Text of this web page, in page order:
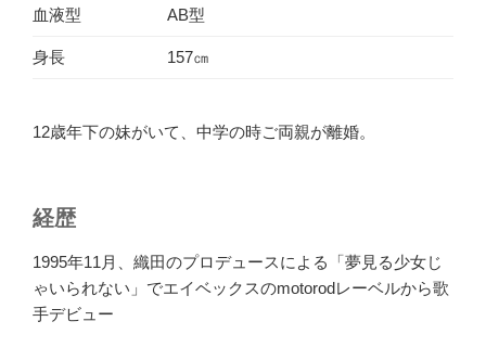
血液型 AB型
身長 157㎝
12歳年下の妹がいて、中学の時ご両親が離婚。
経歴
1995年11月、織田のプロデュースによる「夢見る少女じ
ゃいられない」でエイベックスのmotorodレーベルから歌
手デビュー